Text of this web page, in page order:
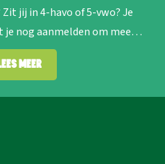
Zit jij in 4-havo of 5-vwo? Je
je nog aanmelden om mee…
Lees meer